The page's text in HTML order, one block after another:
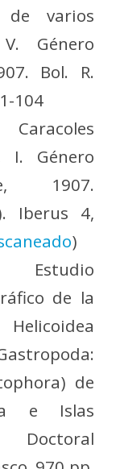
de varios
Género
Bol. R.
104
I. Género
1907.
Iberus 4,
)
Estudio
de la
de
e Islas